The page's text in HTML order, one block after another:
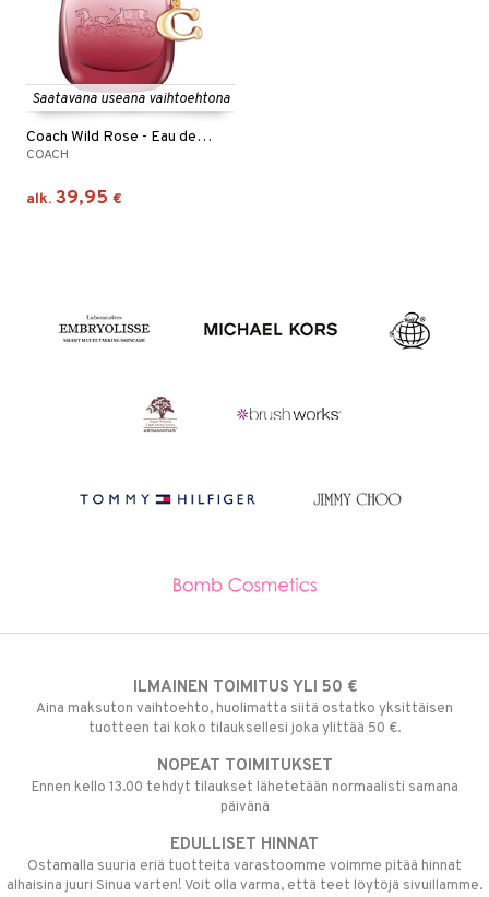
Saatavana useana vaihtoehtona
Coach Wild Rose - Eau de parfum
COACH
alk. 39,95 €
ILMAINEN TOIMITUS YLI 50 €
Aina maksuton vaihtoehto, huolimatta siitä ostatko yksittäisen
tuotteen tai koko tilauksellesi joka ylittää 50 €.
NOPEAT TOIMITUKSET
Ennen kello 13.00 tehdyt tilaukset lähetetään normaalisti samana
päivänä
EDULLISET HINNAT
Ostamalla suuria eriä tuotteita varastoomme voimme pitää hinnat
alhaisina juuri Sinua varten! Voit olla varma, että teet löytöjä sivuillamme.